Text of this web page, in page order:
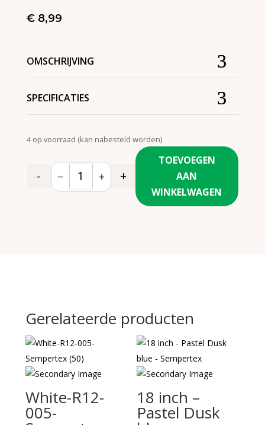
€8,99
OMSCHRIJVING
SPECIFICATIES
4 op voorraad (kan nabesteld worden)
Quantity
- − + +
TOEVOEGEN
AAN
WINKELWAGEN
Gerelateerde producten
White-R12-
005-
18 inch –
Pastel Dusk